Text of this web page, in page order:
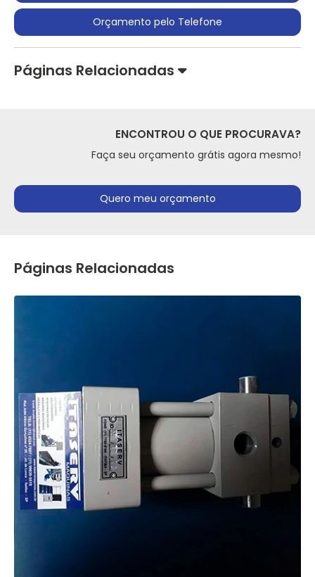
Orçamento pelo Telefone
Páginas Relacionadas
ENCONTROU O QUE PROCURAVA?
Faça seu orçamento grátis agora mesmo!
Quero meu orçamento
Páginas Relacionadas